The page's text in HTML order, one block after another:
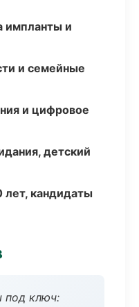
импланты и
и семейные
и цифровое
детский
лет, кандидаты
под ключ: